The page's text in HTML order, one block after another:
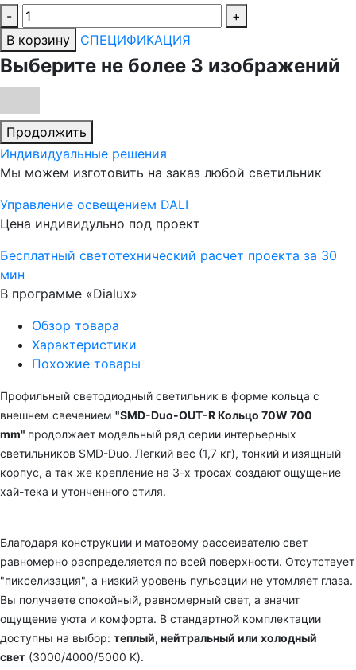
-
+
В корзину
СПЕЦИФИКАЦИЯ
Выберите не более 3 изображений
Продолжить
Индивидуальные решения
Мы можем изготовить на заказ любой светильник
Управление освещением DALI
Цена индивидульно под проект
Бесплатный светотехнический расчет проекта за 30
мин
В программе «Dialux»
Обзор товара
Характеристики
Похожие товары
Профильный светодиодный светильник в форме кольца с
внешнем свечением "SMD-Duo-OUT-R Кольцо 70W 700
mm" продолжает модельный ряд серии интерьерных
светильников SMD-Duo. Легкий вес (1,7 кг), тонкий и изящный
корпус, а так же крепление на 3-х тросах создают ощущение
хай-тека и утонченного стиля.
Благодаря конструкции и матовому рассеивателю свет
равномерно распределяется по всей поверхности. Отсутствует
"пикселизация", а низкий уровень пульсации не утомляет глаза.
Вы получаете спокойный, равномерный свет, а значит
ощущение уюта и комфорта. В стандартной комплектации
доступны на выбор: теплый, нейтральный или холодный
свет (3000/4000/5000 K).